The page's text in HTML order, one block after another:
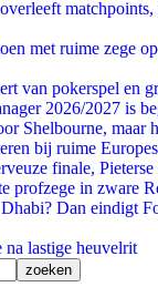
met ruime zege
van pokerspel en
2026/2027 is
Shelbourne, maar
bij ruime
finale, Pieterse
profzege in zware
Dan eindigt
na lastige heuvelrit